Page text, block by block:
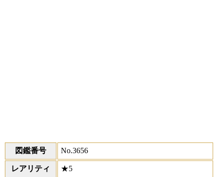
図鑑番号 No.3656
レアリティ ★5